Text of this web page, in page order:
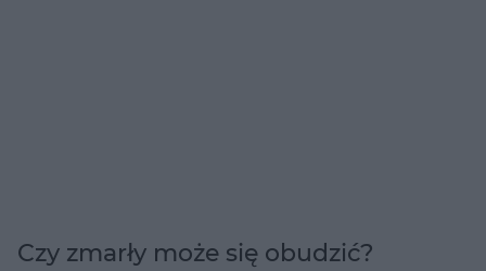
Czy zmarły może się obudzić?